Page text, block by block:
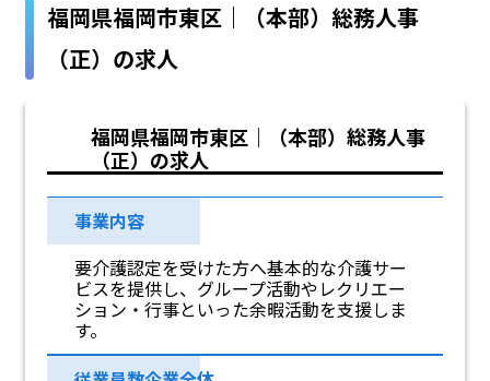
福岡県福岡市東区｜（本部）総務人事
（正）の求人
福岡県福岡市東区｜（本部）総務人事
（正）の求人
事業内容
要介護認定を受けた方へ基本的な介護サー
ビスを提供し、グループ活動やレクリエー
ション・行事といった余暇活動を支援しま
す。